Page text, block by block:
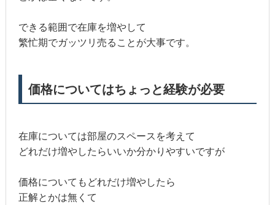
できる範囲で在庫を増やして
繁忙期でガッツリ売ることが大事です。
価格についてはちょっと経験が必要
在庫については部屋のスペースを考えて
どれだけ増やしたらいいか分かりやすいですが
価格についてもどれだけ増やしたら
正解とかは無くて